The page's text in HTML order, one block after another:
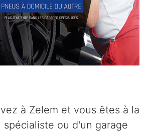
à Zelem et vous êtes à la
ou d'un garage